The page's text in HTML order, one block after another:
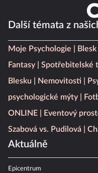
Další témata z
Moje Psychologie
Fantasy
Spotřebitelské
Blesku
Nemovitosti
psychologické mýty
ONLINE
Eventový
Szabová vs. Pudilová
Aktuálně
Epicentrum